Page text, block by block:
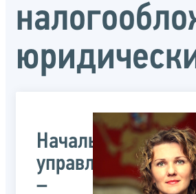
Начальник
управления
–